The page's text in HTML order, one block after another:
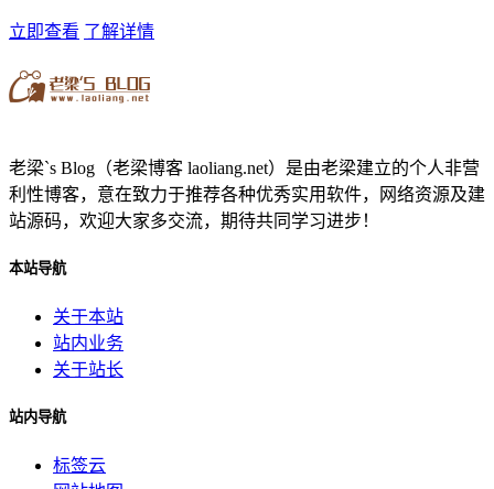
立即查看 了解详情
老梁`s Blog（老梁博客 laoliang.net）是由老梁建立的个人非营
利性博客，意在致力于推荐各种优秀实用软件，网络资源及建
站源码，欢迎大家多交流，期待共同学习进步！
本站导航
关于本站
站内业务
关于站长
站内导航
标签云